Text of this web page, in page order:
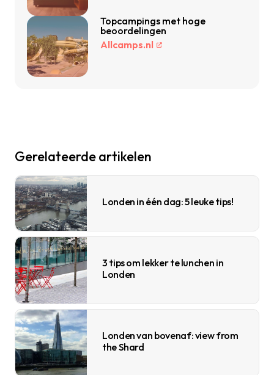
Topcampings met hoge
beoordelingen
Allcamps.nl
Gerelateerde artikelen
Londen in één dag: 5 leuke tips!
3 tips om lekker te lunchen in
Londen
Londen van bovenaf: view from
the Shard